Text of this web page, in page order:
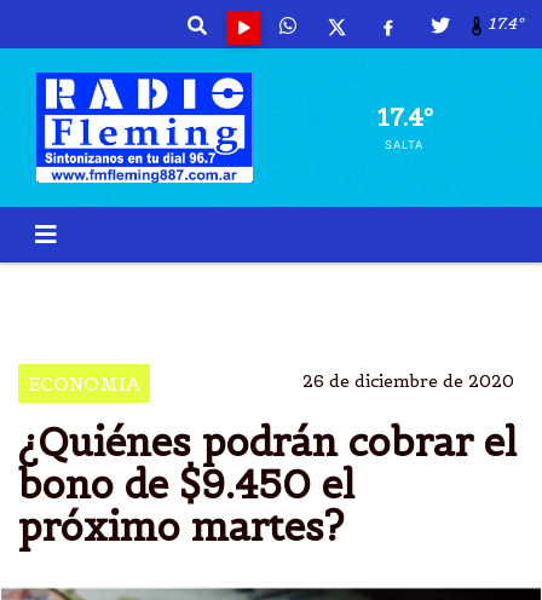
17.4º
17.4º
SALTA
ECONOMIA 26 de diciembre de 2020
¿Quiénes podrán cobrar el
bono de $9.450 el
próximo martes?